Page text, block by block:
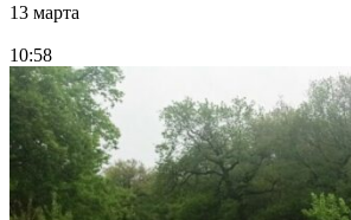
13 марта
10:58